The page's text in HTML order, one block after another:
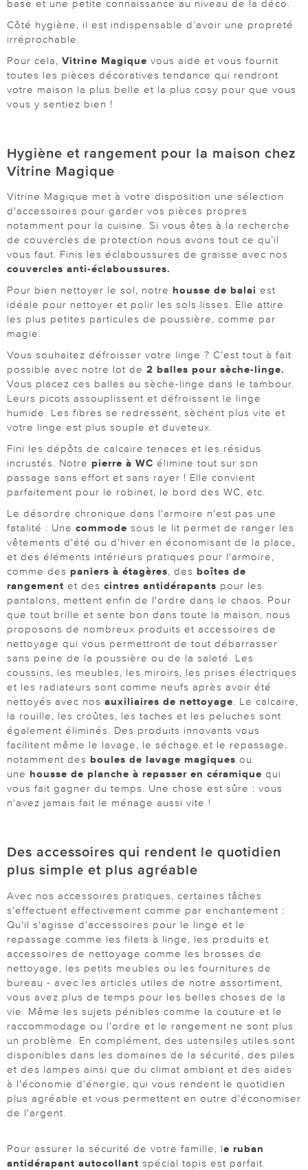
base et une petite connaissance au niveau de la déco.
Côté hygiène, il est indispensable d’avoir une propreté
irréprochable.
Pour cela, Vitrine Magique vous aide et vous fournit
toutes les pièces décoratives tendance qui rendront
votre maison la plus belle et la plus cosy pour que vous
vous y sentiez bien !
Hygiène et rangement pour la maison chez
Vitrine Magique
Vitrine Magique met à votre disposition une sélection
d'accessoires pour garder vos pièces propres
notamment pour la cuisine. Si vous êtes à la recherche
de couvercles de protection nous avons tout ce qu’il
vous faut. Finis les éclaboussures de graisse avec nos
couvercles anti-éclaboussures.
Pour bien nettoyer le sol, notre housse de balai est
idéale pour nettoyer et polir les sols lisses. Elle attire
les plus petites particules de poussière, comme par
magie.
Vous souhaitez défroisser votre linge ? C’est tout à fait
possible avec notre lot de 2 balles pour sèche-linge.
Vous placez ces balles au sèche-linge dans le tambour.
Leurs picots assouplissent et défroissent le linge
humide. Les fibres se redressent, sèchent plus vite et
votre linge est plus souple et duveteux.
Fini les dépôts de calcaire tenaces et les résidus
incrustés. Notre pierre à WC élimine tout sur son
passage sans effort et sans rayer ! Elle convient
parfaitement pour le robinet, le bord des WC, etc.
Le désordre chronique dans l'armoire n'est pas une
fatalité : Une commode sous le lit permet de ranger les
vêtements d'été ou d'hiver en économisant de la place,
et des éléments intérieurs pratiques pour l'armoire,
comme des paniers à étagères, des boîtes de
rangement et des cintres antidérapants pour les
pantalons, mettent enfin de l'ordre dans le chaos. Pour
que tout brille et sente bon dans toute la maison, nous
proposons de nombreux produits et accessoires de
nettoyage qui vous permettront de tout débarrasser
sans peine de la poussière ou de la saleté. Les
coussins, les meubles, les miroirs, les prises électriques
et les radiateurs sont comme neufs après avoir été
nettoyés avec nos auxiliaires de nettoyage. Le calcaire,
la rouille, les croûtes, les taches et les peluches sont
également éliminés. Des produits innovants vous
facilitent même le lavage, le séchage et le repassage,
notamment des boules de lavage magiques ou
une housse de planche à repasser en céramique qui
vous fait gagner du temps. Une chose est sûre : vous
n'avez jamais fait le ménage aussi vite !
Des accessoires qui rendent le quotidien
plus simple et plus agréable
Avec nos accessoires pratiques, certaines tâches
s'effectuent effectivement comme par enchantement :
Qu'il s'agisse d'accessoires pour le linge et le
repassage comme les filets à linge, les produits et
accessoires de nettoyage comme les brosses de
nettoyage, les petits meubles ou les fournitures de
bureau - avec les articles utiles de notre assortiment,
vous avez plus de temps pour les belles choses de la
vie. Même les sujets pénibles comme la couture et le
raccommodage ou l'ordre et le rangement ne sont plus
un problème. En complément, des ustensiles utiles sont
disponibles dans les domaines de la sécurité, des piles
et des lampes ainsi que du climat ambiant et des aides
à l'économie d'énergie, qui vous rendent le quotidien
plus agréable et vous permettent en outre d'économiser
de l'argent.
Pour assurer la sécurité de votre famille, le ruban
antidérapant autocollant spécial tapis est parfait.